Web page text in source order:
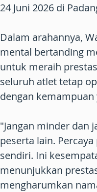
24 Juni 2026 di
Dalam arahannya,
mental bertanding
untuk meraih
seluruh atlet tetap
dengan
"Jangan minder dan
peserta lain.
sendiri. Ini
menunjukkan
mengharumkan